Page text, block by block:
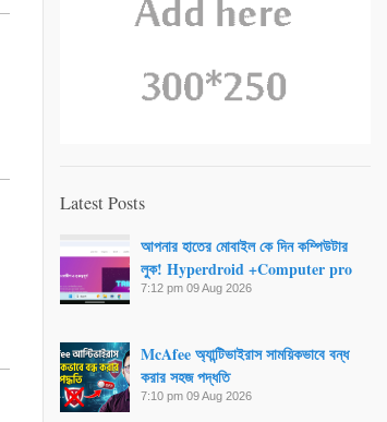
Latest Posts
আপনার হাতের মোবাইল কে দিন কম্পিউটার
লুক! Hyperdroid +Computer pro
7:12 pm 09 Aug 2026
McAfee অ্যান্টিভাইরাস সাময়িকভাবে বন্ধ
করার সহজ পদ্ধতি
7:10 pm 09 Aug 2026